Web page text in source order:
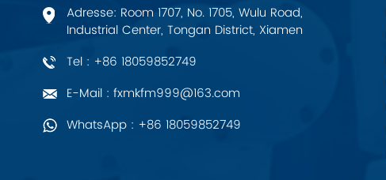
H3C
Triconex
ZIEHL-ABEGG
Bosch Rexroth
Adresse: Room 1707, No. 1705, Wulu Road,
Industrial Center, Tongan District, Xiamen
Tel : +86 18059852749
E-Mail : fxmkfm999@163.com
WhatsApp : +86 18059852749